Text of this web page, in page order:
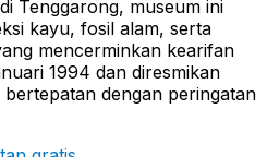
Tenggarong, museum ini
kayu, fosil alam, serta
mencerminkan kearifan
1994 dan diresmikan
dengan peringatan